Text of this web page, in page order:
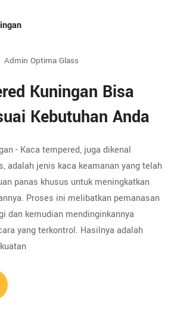
Admin Optima Glass
Kuningan Bisa
Kebutuhan Anda
- Kaca tempered, juga dikenal
adalah jenis kaca keamanan yang telah
panas khusus untuk meningkatkan
Proses ini melibatkan pemanasan
dan kemudian mendinginkannya
yang terkontrol. Hasilnya adalah